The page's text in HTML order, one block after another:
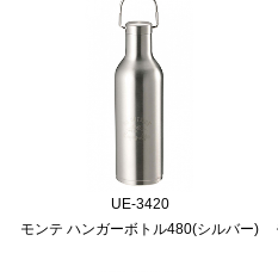
UE-3420
モンテ ハンガーボトル480(シルバー)